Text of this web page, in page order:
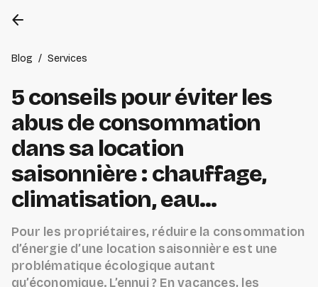
arrow_back
Blog / Services
5 conseils pour éviter les
abus de consommation
dans sa location
saisonnière : chauffage,
climatisation, eau...
Pour les propriétaires, réduire la consommation
d’énergie d’une location saisonnière est une
problématique écologique autant
qu’économique. L’ennui ? En vacances, les